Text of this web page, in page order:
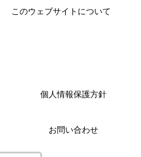
このウェブサイトについて
個人情報保護方針
お問い合わせ